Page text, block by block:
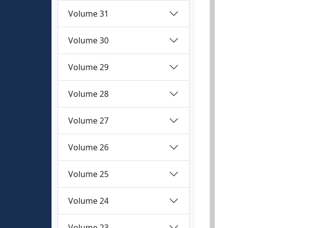
Volume 31
Volume 30
Volume 29
Volume 28
Volume 27
Volume 26
Volume 25
Volume 24